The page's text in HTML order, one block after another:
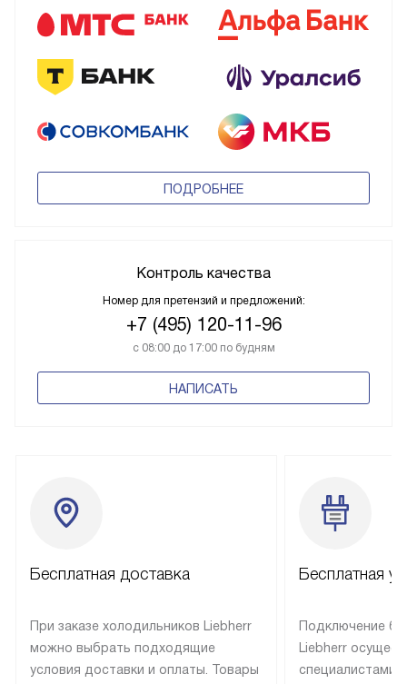
ПОДРОБНЕЕ
Контроль качества
Номер для претензий и предложений:
+7 (495) 120-11-96
с 08:00 до 17:00 по будням
НАПИСАТЬ
Бесплатная доставка
При заказе холодильников Liebherr
можно выбрать подходящие
условия доставки и оплаты. Товары
Бесплатная
Подключение
Liebherr
специалистами